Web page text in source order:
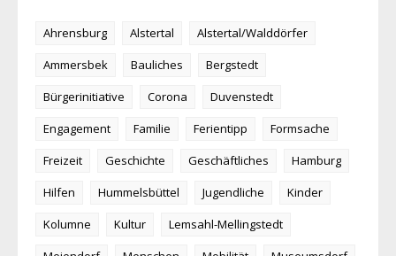
Ahrensburg Alstertal
Alstertal/Walddörfer
Ammersbek
Bauliches
Bergstedt
Bürgerinitiative
Corona
Duvenstedt
Engagement
Familie Ferientipp
Formsache
Freizeit
Geschichte Geschäftliches
Hamburg
Hilfen
Hummelsbüttel Jugendliche
Kinder
Kolumne
Kultur
Lemsahl-Mellingstedt